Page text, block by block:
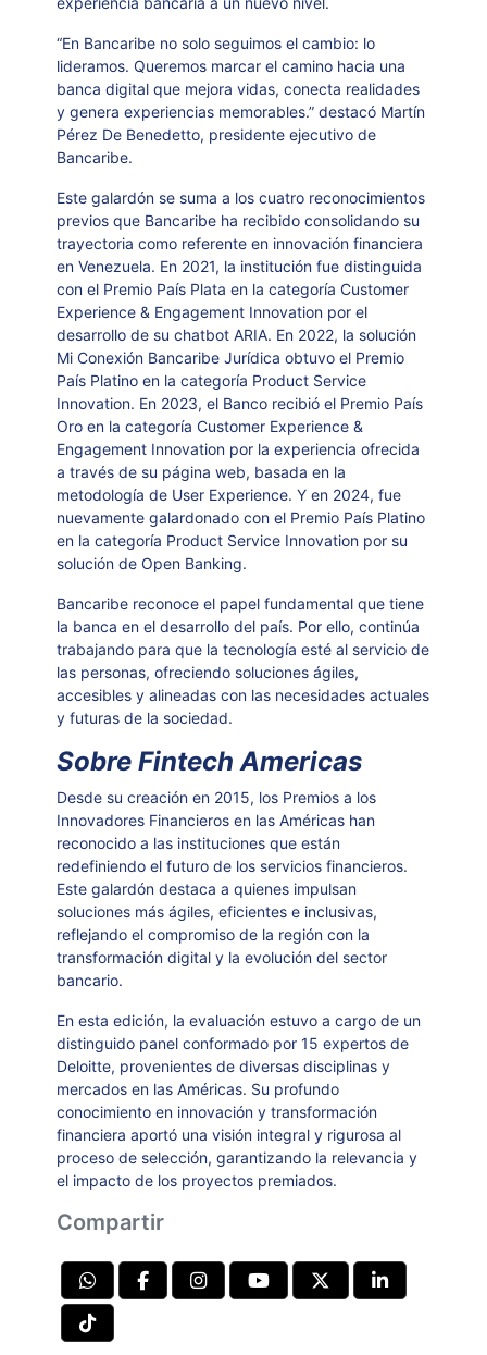
“En Bancaribe no solo seguimos el cambio: lo
lideramos. Queremos marcar el camino hacia una
banca digital que mejora vidas, conecta realidades
y genera experiencias memorables.” destacó Martín
Pérez De Benedetto, presidente ejecutivo de
Bancaribe.
Este galardón se suma a los cuatro reconocimientos
previos que Bancaribe ha recibido consolidando su
trayectoria como referente en innovación financiera
en Venezuela. En 2021, la institución fue distinguida
con el Premio País Plata en la categoría Customer
Experience & Engagement Innovation por el
desarrollo de su chatbot ARIA. En 2022, la solución
Mi Conexión Bancaribe Jurídica obtuvo el Premio
País Platino en la categoría Product Service
Innovation. En 2023, el Banco recibió el Premio País
Oro en la categoría Customer Experience &
Engagement Innovation por la experiencia ofrecida
a través de su página web, basada en la
metodología de User Experience. Y en 2024, fue
nuevamente galardonado con el Premio País Platino
en la categoría Product Service Innovation por su
solución de Open Banking.
Bancaribe reconoce el papel fundamental que tiene
la banca en el desarrollo del país. Por ello, continúa
trabajando para que la tecnología esté al servicio de
las personas, ofreciendo soluciones ágiles,
accesibles y alineadas con las necesidades actuales
y futuras de la sociedad.
Sobre Fintech Americas
Desde su creación en 2015, los Premios a los
Innovadores Financieros en las Américas han
reconocido a las instituciones que están
redefiniendo el futuro de los servicios financieros.
Este galardón destaca a quienes impulsan
soluciones más ágiles, eficientes e inclusivas,
reflejando el compromiso de la región con la
transformación digital y la evolución del sector
bancario.
En esta edición, la evaluación estuvo a cargo de un
distinguido panel conformado por 15 expertos de
Deloitte, provenientes de diversas disciplinas y
mercados en las Américas. Su profundo
conocimiento en innovación y transformación
financiera aportó una visión integral y rigurosa al
proceso de selección, garantizando la relevancia y
el impacto de los proyectos premiados.
Compartir